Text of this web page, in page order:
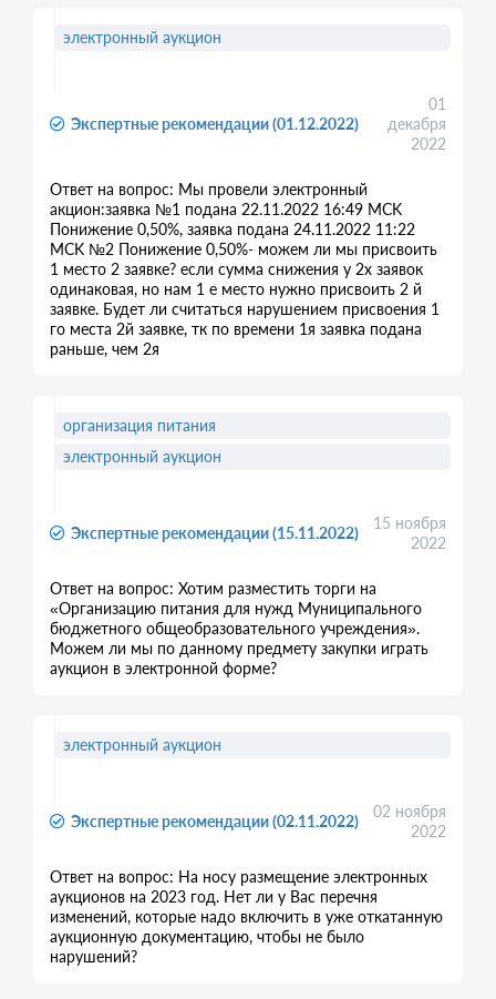
Экспертные рекомендации (01.12.2022)
01
декабря
2022
Ответ на вопрос: Мы провели электронный
акцион:заявка №1 подана 22.11.2022 16:49 MCK
Понижение 0,50%, заявка подана 24.11.2022 11:22
MCK №2 Понижение 0,50%- можем ли мы присвоить
1 место 2 заявке? если сумма снижения у 2х заявок
одинаковая, но нам 1 е место нужно присвоить 2 й
заявке. Будет ли считаться нарушением присвоения 1
го места 2й заявке, тк по времени 1я заявка подана
раньше, чем 2я
электронный аукцион
Экспертные рекомендации (15.11.2022)
15 ноября
2022
Ответ на вопрос: Хотим разместить торги на
«Организацию питания для нужд Муниципального
бюджетного общеобразовательного учреждения».
Можем ли мы по данному предмету закупки играть
аукцион в электронной форме?
организация питания
электронный аукцион
Экспертные рекомендации (02.11.2022)
02 ноября
2022
Ответ на вопрос: На носу размещение электронных
аукционов на 2023 год. Нет ли у Вас перечня
изменений, которые надо включить в уже откатанную
аукционную документацию, чтобы не было
нарушений?
электронный аукцион